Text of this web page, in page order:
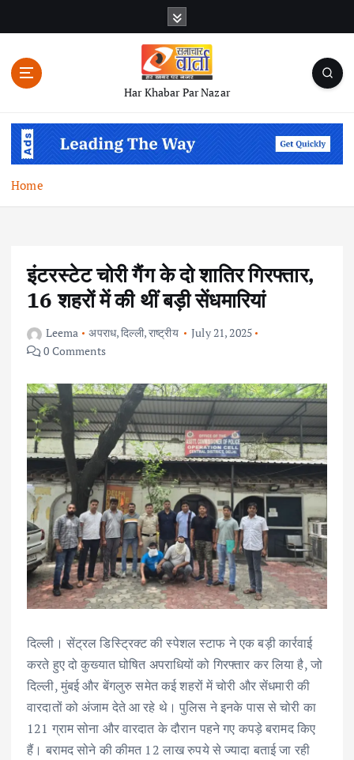
n
Har Khabar Par Nazar
Home
इंटरस्टेट चोरी गैंग के दो शातिर गिरफ्तार,
16 शहरों में की थीं बड़ी सेंधमारियां
Leema अपराध,दिल्ली,राष्ट्रीय
July 21, 2025
0 Comments
दिल्ली। सेंट्रल डिस्ट्रिक्ट की स्पेशल स्टाफ ने एक बड़ी कार्रवाई
करते हुए दो कुख्यात घोषित अपराधियों को गिरफ्तार कर लिया है, जो
दिल्ली, मुंबई और बेंगलुरु समेत कई शहरों में चोरी और सेंधमारी की
वारदातों को अंजाम देते आ रहे थे। पुलिस ने इनके पास से चोरी का
121 ग्राम सोना और वारदात के दौरान पहने गए कपड़े बरामद किए
हैं। बरामद सोने की कीमत 12 लाख रुपये से ज्यादा बताई जा रही